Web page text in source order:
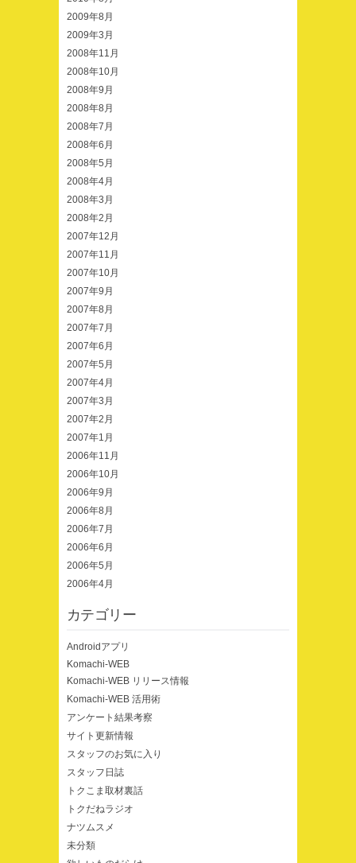
2009年8月
2009年3月
2008年11月
2008年10月
2008年9月
2008年8月
2008年7月
2008年6月
2008年5月
2008年4月
2008年3月
2008年2月
2007年12月
2007年11月
2007年10月
2007年9月
2007年8月
2007年7月
2007年6月
2007年5月
2007年4月
2007年3月
2007年2月
2007年1月
2006年11月
2006年10月
2006年9月
2006年8月
2006年7月
2006年6月
2006年5月
2006年4月
カテゴリー
Androidアプリ
Komachi-WEB
Komachi-WEB リリース情報
Komachi-WEB 活用術
アンケート結果考察
サイト更新情報
スタッフのお気に入り
スタッフ日誌
トクこま取材裏話
トクだねラジオ
ナツムスメ
未分類